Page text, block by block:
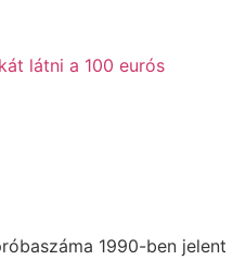
látni a 100 eurós
1990-ben jelent